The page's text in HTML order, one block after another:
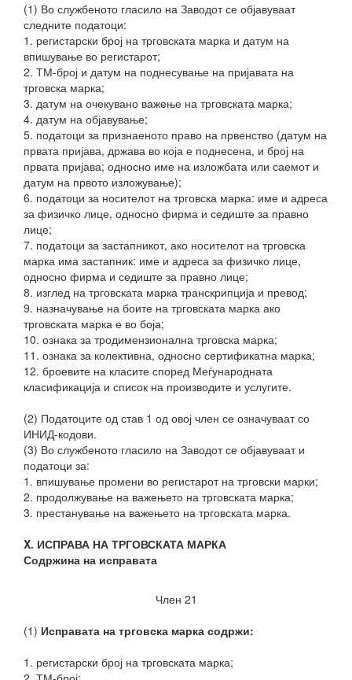
(1) Во службеното гласило на Заводот се објавуваат
следните податоци:
1. регистарски број на трговската марка и датум на
впишување во регистарот;
2. ТМ-број и датум на поднесување на пријавата на
трговска марка;
3. датум на очекувано важење на трговската марка;
4. датум на објавување;
5. податоци за признаеното право на првенство (датум на
првата пријава, држава во која е поднесена, и број на
првата пријава; односно име на изложбата или саемот и
датум на првото изложување);
6. податоци за носителот на трговска марка: име и адреса
за физичко лице, односно фирма и седиште за правно
лице;
7. податоци за застапникот, ако носителот на трговска
марка има застапник: име и адреса за физичко лице,
односно фирма и седиште за правно лице;
8. изглед на трговската марка транскрипција и превод;
9. назначување на боите на трговската марка ако
трговската марка е во боја;
10. ознака за тродимензионална трговска марка;
11. ознака за колективна, односно сертификатна марка;
12. броевите на класите според Меѓународната
класификација и список на производите и услугите.
(2) Податоците од став 1 од овој член се означуваат со
ИНИД-кодови.
(3) Во службеното гласило на Заводот се објавуваат и
податоци за:
1. впишување промени во регистарот на трговски марки;
2. продолжување на важењето на трговската марка;
3. престанување на важењето на трговската марка.
X. ИСПРАВА НА ТРГОВСКАТА МАРКА
Содржина на исправата
Член 21
(1) Исправата на трговска марка содржи:
1. регистарски број на трговската марка;